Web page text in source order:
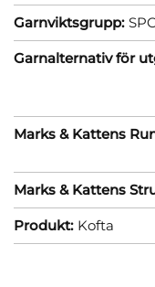
Garnviktsgrupp:
Garnalternativ för
Marks & Kattens
Marks & Kattens
Produkt: Kofta